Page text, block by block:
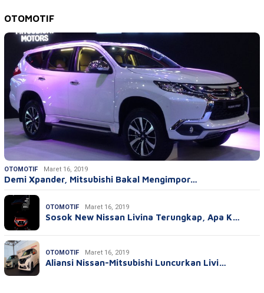
OTOMOTIF
OTOMOTIF Maret 16, 2019
Demi Xpander, Mitsubishi Bakal Mengimpor…
OTOMOTIF Maret 16, 2019
Sosok New Nissan Livina Terungkap, Apa K…
OTOMOTIF Maret 16, 2019
Aliansi Nissan-Mitsubishi Luncurkan Livi…